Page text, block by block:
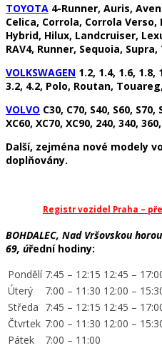
TOYOTA 4-Runner, Auris,
Celica, Corrola, Corrola
Hybrid, Hilux, Landcruiser,
RAV4, Runner, Sequoia,
VOLKSWAGEN 1.2, 1.4, 1.6, 1.8,
3.2, 4.2, Polo, Routan,
VOLVO C30, C70, S40, S60,
XC60, XC70, XC90, 240, 340,
Další, zejména nové modely
doplňovány.
Registr vozidel Praha –
BOHDALEC, Nad Vršovskou
69, úřední hodiny:
Pondělí 7:45 – 12:15 12:45 –
Úterý
7:00 – 11:30 12:00 –
Středa 7:45 – 12:15 12:45 –
Čtvrtek 7:00 – 11:30 12:00 –
Pátek
7:00 – 11:00